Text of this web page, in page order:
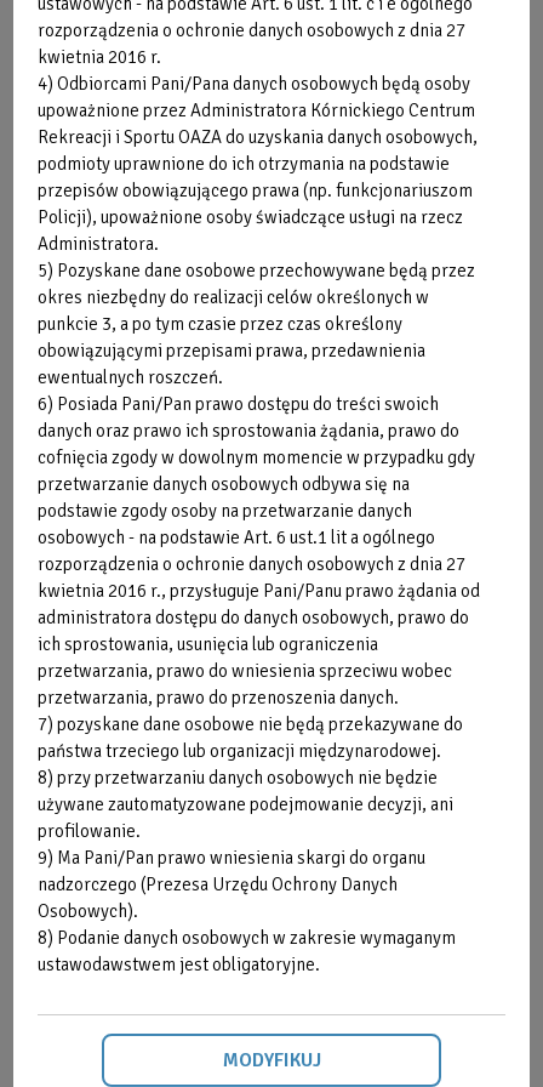
POMOCNA JOGA
Zajęcia prowadzone na podstawie najnowszej książki
instruktorki jogi, Joanny Jakubik - Hajdukiewicz pt:
"Pomocna Joga. Współczesna forma wspierania zdrowia
psychofizycznego".
Cel zajęć: odprężenie fizyczne i psychiczne, redukcja stresu,
bólu oraz cierpienia różnego pochodzenia. To forma pracy z
ciałem i umysłem oraz emocjami.
Metody pracy:
- relaksacyjne ułożenia ciała,
- masaże piłkami,
- zastosowanie mis terapeutycznych- dżwięków niosących
ukojenie, działających prozdrowotnie i terapeutycznie,
- praca z oddechem i afirmacje.
Dla wszystkich spragnionych spokoju wewnętrznego i
poszukujących harmonii. Idea zajęć: "Bądź dobra dla Siebie.
Bądź dobry dla Siebie. Dlaczego? Bo jesteś ze sobą całe
życie".
SLOW JOGA
Podczas zajęć Slow Joga metodą LYT wykonujemy
sekwencje i pozycje jogowe w wolniejszym, medytacyjnym
tempie. W czasie praktyki skupiasz się na budowaniu
prawidłowej postawy ciała. Zajęcia rozpoczynają się
medytacją uważności, później przechodzimy do sekwencji
pozycji wzmacniająco - mobilizujących o niskiej
intensywności. Lekcja kończy się relaksacją prowadzoną,
która wycisza umysł i odpręża ciało. Slow Joga to zajęcia dla
każdego.
VINYASA DYNAMICZNA
Zajęcia prowadzone są metodą LYT® stworzoną przez
rozporządzenia o ochronie danych osobowych z dnia 27
kwietnia 2016 r.
4) Odbiorcami Pani/Pana danych osobowych będą osoby
upoważnione przez Administratora Kórnickiego Centrum
Rekreacji i Sportu OAZA do uzyskania danych osobowych,
podmioty uprawnione do ich otrzymania na podstawie
przepisów obowiązującego prawa (np. funkcjonariuszom
Policji), upoważnione osoby świadczące usługi na rzecz
Administratora.
5) Pozyskane dane osobowe przechowywane będą przez
okres niezbędny do realizacji celów określonych w
punkcie 3, a po tym czasie przez czas określony
obowiązującymi przepisami prawa, przedawnienia
ewentualnych roszczeń.
6) Posiada Pani/Pan prawo dostępu do treści swoich
danych oraz prawo ich sprostowania żądania, prawo do
cofnięcia zgody w dowolnym momencie w przypadku gdy
przetwarzanie danych osobowych odbywa się na
podstawie zgody osoby na przetwarzanie danych
osobowych - na podstawie Art. 6 ust.1 lit a ogólnego
rozporządzenia o ochronie danych osobowych z dnia 27
kwietnia 2016 r., przysługuje Pani/Panu prawo żądania od
administratora dostępu do danych osobowych, prawo do
ich sprostowania, usunięcia lub ograniczenia
przetwarzania, prawo do wniesienia sprzeciwu wobec
przetwarzania, prawo do przenoszenia danych.
7) pozyskane dane osobowe nie będą przekazywane do
państwa trzeciego lub organizacji międzynarodowej.
8) przy przetwarzaniu danych osobowych nie będzie
używane zautomatyzowane podejmowanie decyzji, ani
profilowanie.
9) Ma Pani/Pan prawo wniesienia skargi do organu
nadzorczego (Prezesa Urzędu Ochrony Danych
Osobowych).
8) Podanie danych osobowych w zakresie wymaganym
ustawodawstwem jest obligatoryjne.
MODYFIKUJ